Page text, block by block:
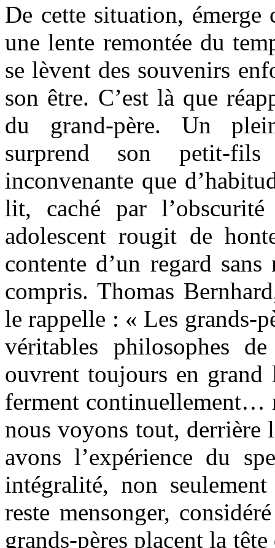
De cette situation, émerge
une lente remontée du
se lèvent des souvenirs
son être. C’est là que
du grand-père. Un
surprend son petit-
inconvenante que
lit, caché par
adolescent rougit de
contente d’un regard
compris. Thomas
le rappelle : « Les grands-
véritables philosophes
ouvrent toujours en grand
ferment continuellement…
nous voyons tout, derrière
avons l’expérience du
intégralité, non
reste mensonger,
grands-pères placent la